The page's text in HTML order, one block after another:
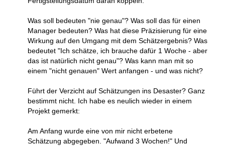
Was soll bedeuten "nie genau"? Was soll das für einen
Manager bedeuten? Was hat diese Präzisierung für eine
Wirkung auf den Umgang mit dem Schätzergebnis? Was
bedeutet "Ich schätze, ich brauche dafür 1 Woche - aber
das ist natürlich nicht genau"? Was kann man mit so
einem "nicht genauen" Wert anfangen - und was nicht?
Führt der Verzicht auf Schätzungen ins Desaster? Ganz
bestimmt nicht. Ich habe es neulich wieder in einem
Projekt gemerkt:
Am Anfang wurde eine von mir nicht erbetene
Schätzung abgegeben. "Aufwand 3 Wochen!" Und